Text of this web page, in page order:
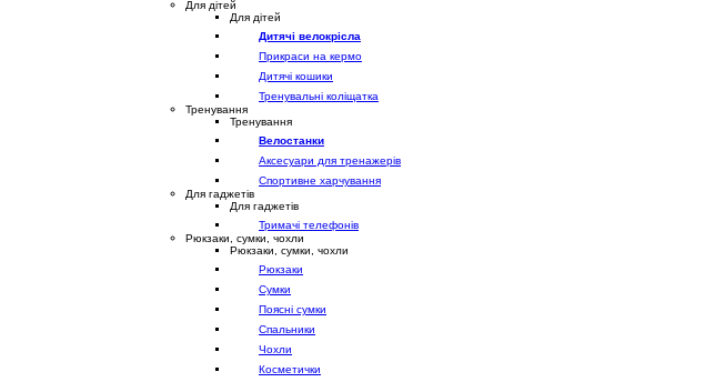
Для дітей
Для дітей
Дитячі велокрісла
Прикраси на кермо
Дитячі кошики
Тренувальні коліщатка
Тренування
Тренування
Велостанки
Аксесуари для тренажерів
Спортивне харчування
Для гаджетів
Для гаджетів
Тримачі телефонів
Рюкзаки, сумки, чохли
Рюкзаки, сумки, чохли
Рюкзаки
Сумки
Поясні сумки
Спальники
Чохли
Косметички